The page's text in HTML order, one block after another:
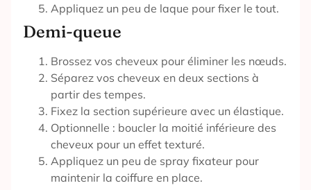
Appliquez un peu de laque pour fixer le tout.
Demi-queue
Brossez vos cheveux pour éliminer les nœuds.
Séparez vos cheveux en deux sections à
partir des tempes.
Fixez la section supérieure avec un élastique.
Optionnelle : boucler la moitié inférieure des
cheveux pour un effet texturé.
Appliquez un peu de spray fixateur pour
maintenir la coiffure en place.